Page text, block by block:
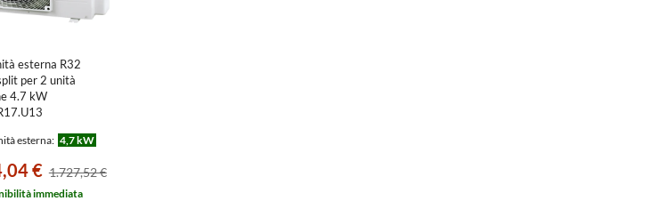
esterna R32
per 2 unità
4.7 kW
esterna: 4,7 kW
€ 1.727,52 €
immediata